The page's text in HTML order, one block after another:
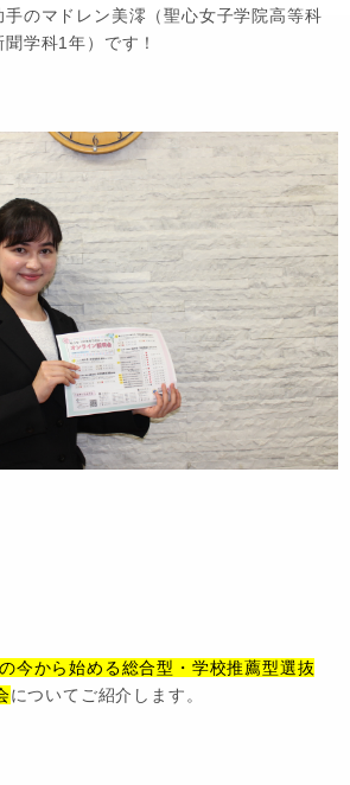
のマドレン美澪（聖心女子学院高等科
学科1年）です！
今から始める総合型・学校推薦型選抜
についてご紹介します。